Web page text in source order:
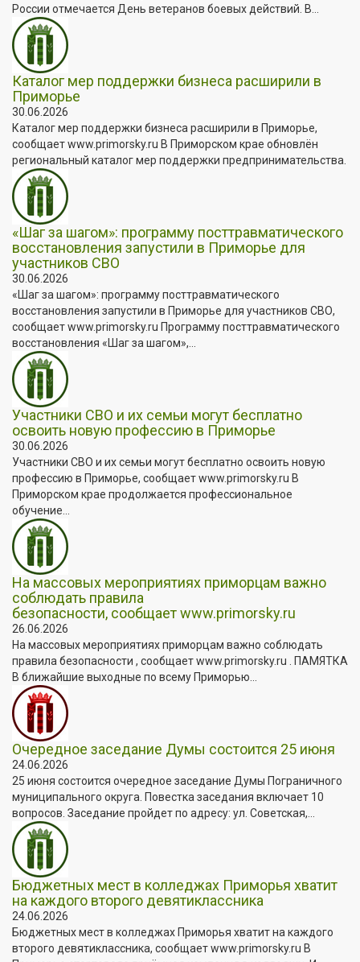
России отмечается День ветеранов боевых действий. В...
Каталог мер поддержки бизнеса расширили в
Приморье
30.06.2026
Каталог мер поддержки бизнеса расширили в Приморье,
сообщает www.primorsky.ru В Приморском крае обновлён
региональный каталог мер поддержки предпринимательства.
«Шаг за шагом»: программу посттравматического
восстановления запустили в Приморье для
участников СВО
30.06.2026
«Шаг за шагом»: программу посттравматического
восстановления запустили в Приморье для участников СВО,
сообщает www.primorsky.ru Программу посттравматического
восстановления «Шаг за шагом»,...
Участники СВО и их семьи могут бесплатно
освоить новую профессию в Приморье
30.06.2026
Участники СВО и их семьи могут бесплатно освоить новую
профессию в Приморье, сообщает www.primorsky.ru В
Приморском крае продолжается профессиональное
обучение...
На массовых мероприятиях приморцам важно
соблюдать правила
безопасности, сообщает www.primorsky.ru
26.06.2026
На массовых мероприятиях приморцам важно соблюдать
правила безопасности , сообщает www.primorsky.ru . ПАМЯТКА
В ближайшие выходные по всему Приморью...
Очередное заседание Думы состоится 25 июня
24.06.2026
25 июня состоится очередное заседание Думы Пограничного
муниципального округа. Повестка заседания включает 10
вопросов. Заседание пройдет по адресу: ул. Советская,...
Бюджетных мест в колледжах Приморья хватит
на каждого второго девятиклассника
24.06.2026
Бюджетных мест в колледжах Приморья хватит на каждого
второго девятиклассника, сообщает www.primorsky.ru В